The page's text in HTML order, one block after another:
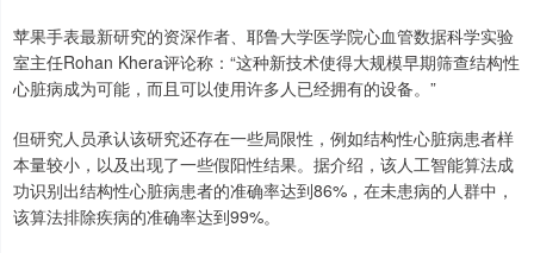
苹果手表最新研究的资深作者、耶鲁大学医学院心血管数据科学实验
室主任Rohan Khera评论称：“这种新技术使得大规模早期筛查结构性
心脏病成为可能，而且可以使用许多人已经拥有的设备。”
但研究人员承认该研究还存在一些局限性，例如结构性心脏病患者样
本量较小，以及出现了一些假阳性结果。据介绍，该人工智能算法成
功识别出结构性心脏病患者的准确率达到86%，在未患病的人群中，
该算法排除疾病的准确率达到99%。